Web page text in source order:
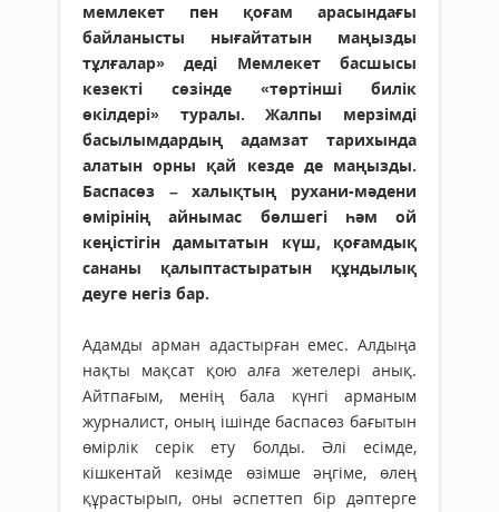
мемлекет пен қоғам арасындағы
байланысты нығайтатын маңызды
тұлғалар» деді Мемлекет басшысы
кезекті сөзінде «төртінші билік
өкілдері» туралы. Жалпы мерзімді
басылымдардың адамзат тарихында
алатын орны қай кезде де маңызды.
Баспасөз – халықтың рухани-мәдени
өмірінің айнымас бөлшегі һәм ой
кеңістігін дамытатын күш, қоғамдық
сананы қалыптастыратын құндылық
деуге негіз бар.
Адамды арман адастырған емес. Алдыңа
нақты мақсат қою алға жетелері анық.
Айтпағым, менің бала күнгі арманым
журналист, оның ішінде баспасөз бағытын
өмірлік серік ету болды. Әлі есімде,
кішкентай кезімде өзімше әңгіме, өлең
құрастырып, оны әспеттеп бір дәптерге